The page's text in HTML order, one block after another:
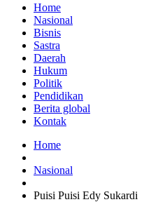
Home
Nasional
Bisnis
Sastra
Daerah
Hukum
Politik
Pendidikan
Berita global
Kontak
Home
Nasional
Puisi Puisi Edy Sukardi